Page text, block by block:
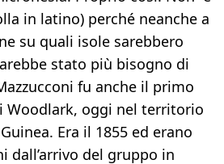
in latino) perché neanche a
su quali isole sarebbero
stato più bisogno di
fu anche il primo
Woodlark, oggi nel territorio
Era il 1855 ed erano
dall’arrivo del gruppo in